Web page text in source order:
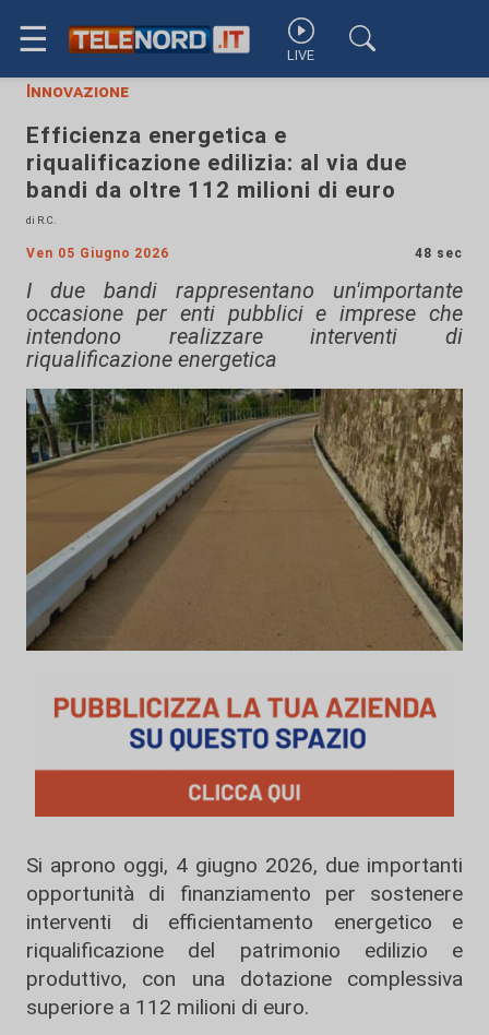
☰ LIVE
Innovazione
Efficienza energetica e
riqualificazione edilizia: al via due
bandi da oltre 112 milioni di euro
di R.C.
Ven 05 Giugno 2026 48 sec
I due bandi rappresentano un'importante
occasione per enti pubblici e imprese che
intendono realizzare interventi di
riqualificazione energetica
Si aprono oggi, 4 giugno 2026, due importanti
opportunità di finanziamento per sostenere
interventi di efficientamento energetico e
riqualificazione del patrimonio edilizio e
produttivo, con una dotazione complessiva
superiore a 112 milioni di euro.